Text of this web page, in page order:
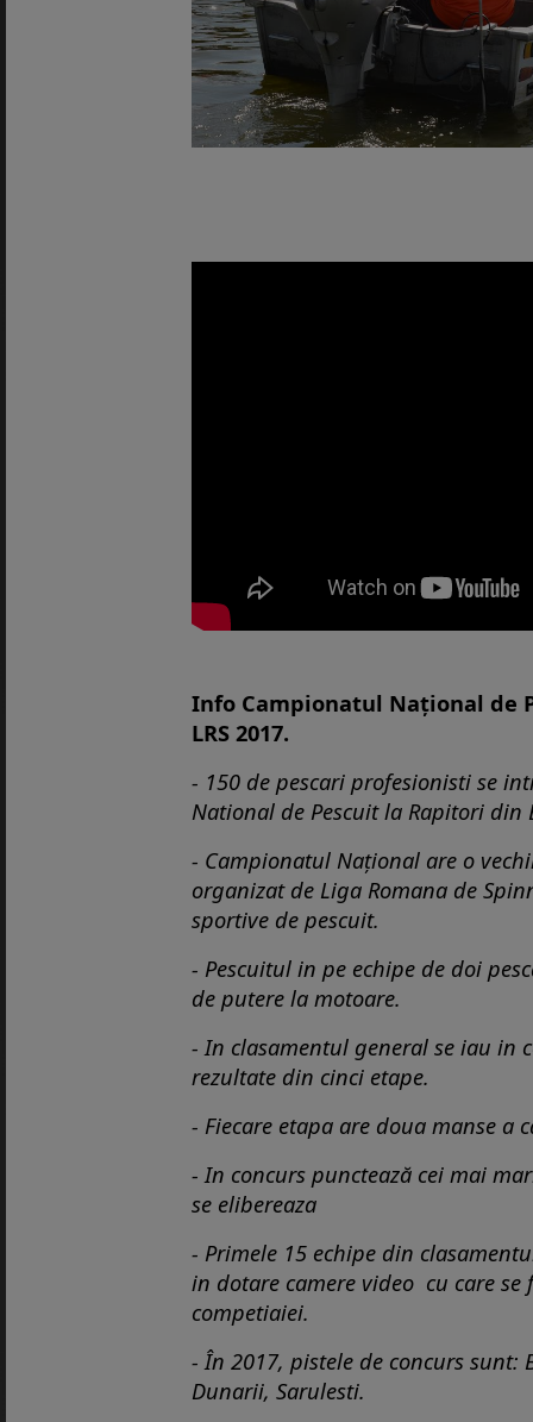
Info Campionatul Național de
LRS 2017.
- 150 de pescari profesionisti se
National de Pescuit la Rapitori din
- Campionatul Național are o
organizat de Liga Romana de
sportive de pescuit.
- Pescuitul in pe echipe de doi
de putere la motoare.
- In clasamentul general se iau in
rezultate din cinci etape.
- Fiecare etapa are doua manse a
- In concurs punctează cei mai
se elibereaza
- Primele 15 echipe din
in dotare camere video cu care
competiaiei.
- În 2017, pistele de concurs sunt:
Dunarii, Sarulesti.